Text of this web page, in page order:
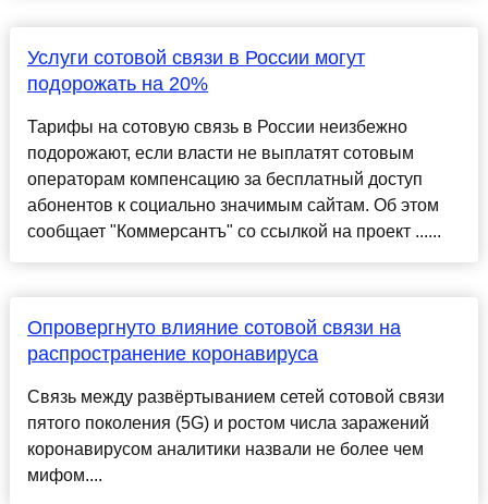
Услуги сотовой связи в России могут
подорожать на 20%
Тарифы на сотовую связь в России неизбежно
подорожают, если власти не выплатят сотовым
операторам компенсацию за бесплатный доступ
абонентов к социально значимым сайтам. Об этом
сообщает "Коммерсантъ" со ссылкой на проект ......
Опровергнуто влияние сотовой связи на
распространение коронавируса
Связь между развёртыванием сетей сотовой связи
пятого поколения (5G) и ростом числа заражений
коронавирусом аналитики назвали не более чем
мифом....